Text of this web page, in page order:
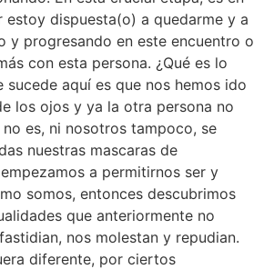
estoy dispuesta(o) a quedarme y a
y progresando en este encuentro o
con esta persona. ¿Qué es lo
sucede aquí es que nos hemos ido
los ojos y ya la otra persona no
es, ni nosotros tampoco, se
nuestras mascaras de
a permitirnos ser y
somos, entonces descubrimos
que anteriormente no
nos molestan y repudian.
diferente, por ciertos